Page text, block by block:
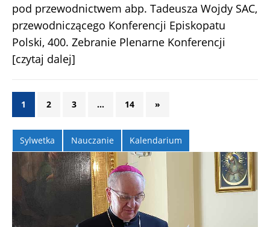
pod przewodnictwem abp. Tadeusza Wojdy SAC,
przewodniczącego Konferencji Episkopatu
Polski, 400. Zebranie Plenarne Konferencji
[czytaj dalej]
1 2 3 … 14 »
Sylwetka Nauczanie Kalendarium